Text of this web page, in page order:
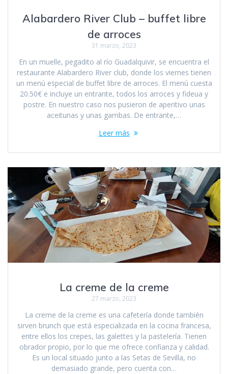
Alabardero River Club – buffet libre
de arroces
31 marzo, 2023
En un muelle, pegadito al río Guadalquivir, se encuentra el
restaurante Alabardero River club, donde los viernes tienen
un menú especial de buffet libre de arroces. El menú cuesta
20.50€ e incluye un entrante, todos los arroces y fideua y
postre. En nuestro caso nos pusieron de aperitivo unas
aceitunas y unas gambas. De entrante,…
Leer más
La creme de la creme
27 marzo, 2023
La creme de la creme es una cafetería donde también
sirven brunch que está especializada en la cocina francesa,
entre ellos los crepes, las galettes y la pastelería. Tienen
obrador propio, por lo que me ofrece confianza y calidad.
Es un local situado junto a las Setas de Sevilla, no
demasiado grande, pero cuenta con…